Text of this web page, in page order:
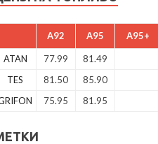
A92 A95 A95+
ATAN 77.99 81.49
TES
81.50 85.90
75.95 81.95